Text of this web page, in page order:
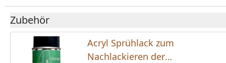
Zubehör
Acryl Sprühlack zum
Nachlackieren der